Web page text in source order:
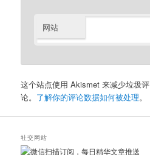
网站
这个站点使用 Akismet 来减少垃圾评
论。 了解你的评论数据如何被处理。
社交网站